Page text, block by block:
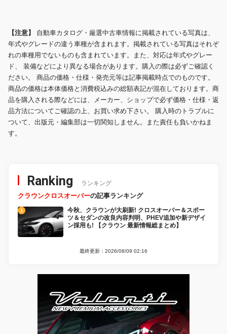
【注意】 自動車カタログ・厳選中古車情報に掲載されている写真は、
年式やグレードの違う車種が含まれます。掲載されている写真はそれぞ
れの車種用でないものも含まれています。また、対応は年式やグレー
ド、 装備などにより異なる場合があります。購入の際は必ずご確認く
ださい。 商品の価格・仕様・発売元等は記事掲載時点でのものです。
商品の価格は本体価格と消費税込みの総額表記が混在しております。商
品を購入される際などには、メーカー、ショップで必ず価格・仕様・返
品方法についてご確認の上、お買い求め下さい。 購入時のトラブルに
ついて、出版元・編集部は一切関知しません。また責任も負いかねま
す。
Ranking ランキング
クラウンクロスオーバーの記事ランキング
今秋、クラウンが大刷新! クロスオーバー＆スポー
ツ＆セダンの改良内容判明、PHEV追加や新デザイ
ン採用も! 【クラウン 最新情報総まとめ】
最終更新：2026/08/09 02:16